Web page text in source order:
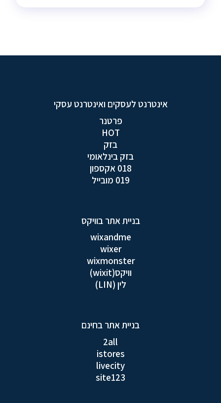
אינטרנט לעסקים ואינטרנט עסקי
פרטנר
HOT
בזק
בזק בינלאומי
018 אקספון
019 מובייל
בניית אתר בוויקס
wixandme
wixer
wixmonster
וויקס(wixit)
לין (LIN)
בניית אתר בחינם
2all
istores
livecity
site123